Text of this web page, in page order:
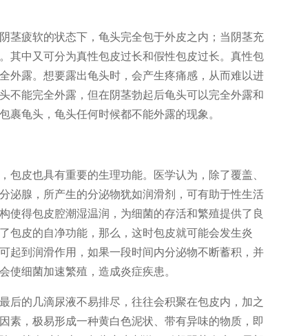
茎疲软的状态下，龟头完全包于外皮之内；当阴茎充
其中又可分为真性包皮过长和假性包皮过长。真性包
外露。想要露出龟头时，会产生疼痛感，从而难以进
不能完全外露，但在阴茎勃起后龟头可以完全外露和
裹龟头，龟头任何时候都不能外露的现象。
包皮也具有重要的生理功能。医学认为，除了覆盖、
泌腺，所产生的分泌物犹如润滑剂，可有助于性生活
使得包皮腔潮湿温润，为细菌的存活和繁殖提供了良
包皮的自净功能，那么，这时包皮就可能会发生炎
起到润滑作用，如果一段时间内分泌物不断蓄积，并
使细菌加速繁殖，造成炎症疾患。
后的几滴尿液不易排尽，往往会积聚在包皮内，加之
素，极易形成一种黄白色泥状、带有异味的物质，即